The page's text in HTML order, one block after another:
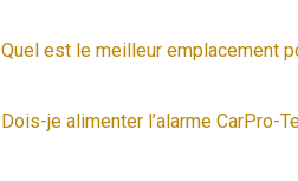
Quel est le meilleur emplacement
Dois-je alimenter l’alarme CarPro-